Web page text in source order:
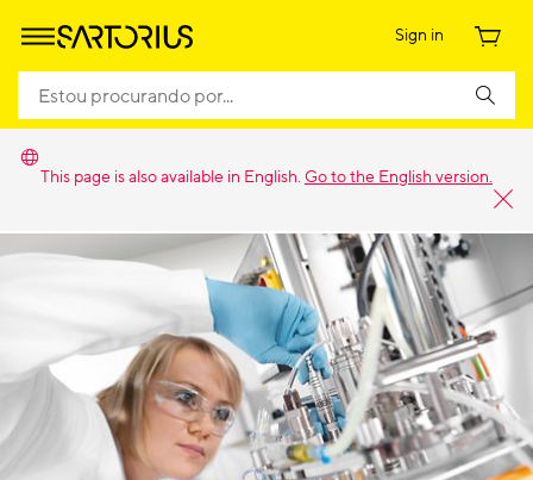
Sign in
This page is also available in English. Go to the English version.